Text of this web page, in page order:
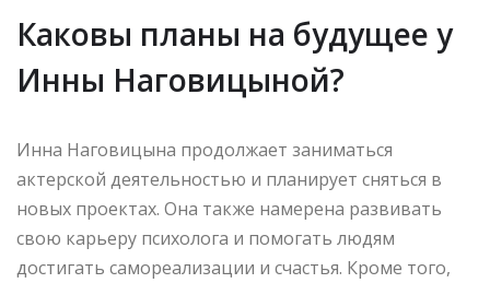
Каковы планы на будущее у
Инны Наговицыной?
Инна Наговицына продолжает заниматься
актерской деятельностью и планирует сняться в
новых проектах. Она также намерена развивать
свою карьеру психолога и помогать людям
достигать самореализации и счастья. Кроме того,